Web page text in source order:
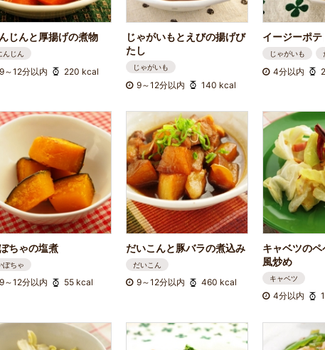
じんと厚揚げの煮物
んじん
9～12分以内 220 kcal
じゃがいもとえびの揚げび
たし
じゃがいも
9～12分以内 140 kcal
イージーポ
じゃがいも
4分以内
ちゃの塩煮
ぼちゃ
9～12分以内 55 kcal
だいこんと豚バラの煮込み
だいこん
9～12分以内 460 kcal
キャベツのペ
風炒め
キャベツ
4分以内